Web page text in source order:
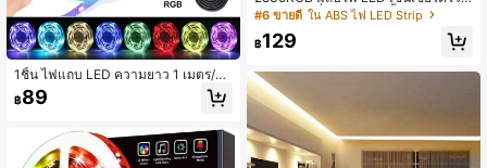
1ชิ้น ไฟแถบ LED ความยาว 1 เมตร/2 เ
มตร/3 เมตร/5 เมตร/10 เมตร/15 เมตร
พร้อมรีโมทคอนโทรล 44 ปุ่ม ไฟแถบ L
น ไฟเชือก ห้องนั่งเล่น ตกแต่งบ้าน วันว
าเลนไทน์ งานแต่งงาน
฿89
จับความเคลื่อนไหว, ติดตั้งกล่องแบตเต
อรี่, ใช้พลังงานจากแบตเตอรี่หรือ USB,
เลือกได้ระหว่างวอร์มไวท์/คูลไวท์, สีสัน
เข้า, ตู้เสื้อผ้า, ห้องอ่านหนังสือ, ห้องนอน
(ไม่รวมแบตเตอรี่)
#6 ขายดี ใน ABS ไฟ LED Strip
฿129